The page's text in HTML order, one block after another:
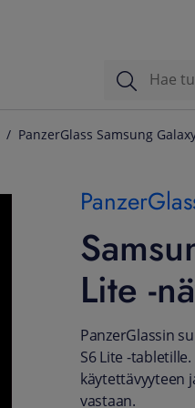
PanzerGlass Samsung
Lite -
PanzerGlassin
S6 Lite -
käytettävyyteen
vastaan.